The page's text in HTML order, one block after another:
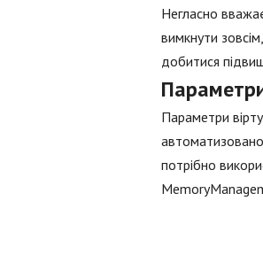
Негласно
вимкнути
добитися
Параметри
потрібно